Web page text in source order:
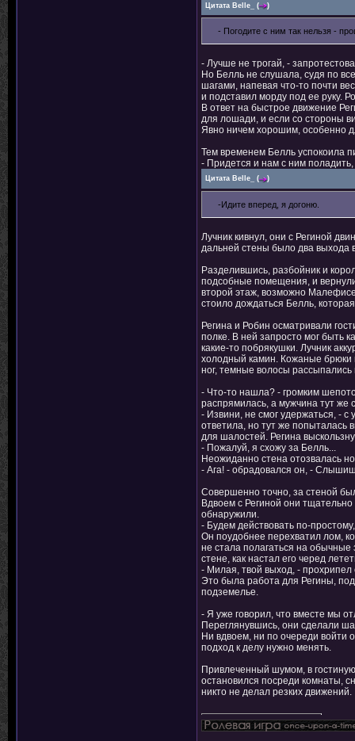
Цитата Belle_ ( )
- Погодите с ним так нельзя -
- Лучше не трогай, -
Но Белль не слушала, судя по
шагами, напевая что-то почти
и подставил морду под ее руку.
В ответ на быстрое движение
для лошади, и если со стороны
Явно ничем хорошим, особенно
Тем временем Белль успокоила
- Придется и нам с ним поладить,
Цитата Belle_ ( )
-Идите вперед, я догоню.
Лучник кивнул, они с Региной
дальней стены было два выхода
Разделившись, разбойник и
подсобные помещения, и
второй этаж, возможно
стоило дождаться Белль,
Регина и Робин осматривали
полке. В ней запросто мог быть
какие-то побрякушки. Лучник
холодный камин. Кожаные брюки
ног, темные волосы рассыпались
- Что-то нашла? - громким
распрямилась, а мужчина тут же
- Извини, не смог удержаться, -
ответила, но тут же попыталась
для шалостей. Регина
- Пожалуй, я схожу за Белль...
Неожиданно стена отозвалась
- Ага! - обрадовался он, -
Совершенно точно, за стеной
Вдвоем с Региной они
обнаружили.
- Будем действовать по-
Он поудобнее перехватил лом,
не стала полагаться на обычные
стене, как настал его черед
- Милая, твой выход, -
Это была работа для Регины,
подземелье.
- Я уже говорил, что вместе мы
Переглянувшись, они сделали
Ни вдвоем, ни по очереди войти
подход к делу нужно менять.
Привлеченный шумом, в
остановился посреди комнаты,
никто не делал резких движений.